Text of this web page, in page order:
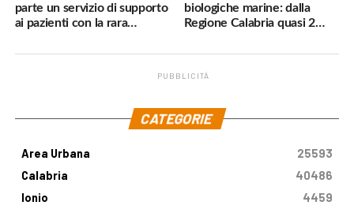
parte un servizio di supporto
ai pazienti con la rara
biologiche marine: dalla
Regione Calabria quasi 2
PUBBLICITÀ
CATEGORIE
Area Urbana
25593
Calabria
40486
Ionio
4459